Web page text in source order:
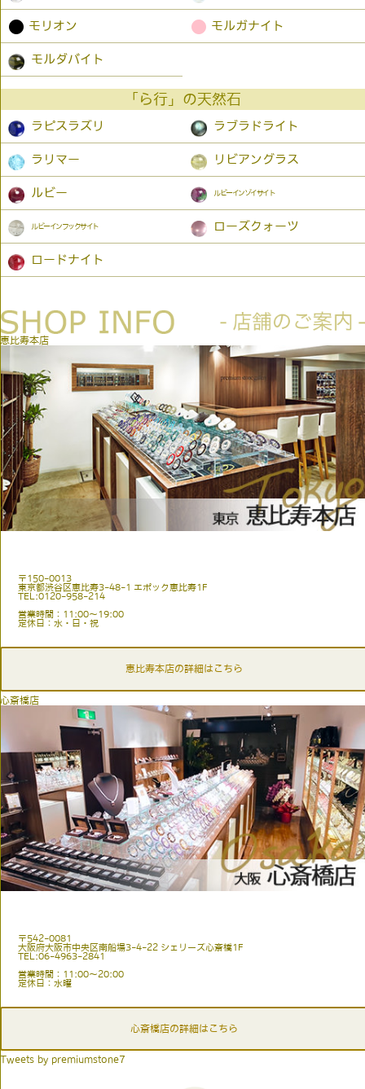
● モリオン ● モルガナイト
モルダバイト
「ら行」の天然石
ラピスラズリ ラブラドライト
ラリマー リビアングラス
ルビー ルビーインゾイサイト
ルビーインフックサイト ローズクォーツ
ロードナイト
恵比寿本店
〒150-0013
東京都渋谷区恵比寿3-48-1 エポック恵比寿1F
TEL:0120-958-214
営業時間：11:00〜19:00
定休日：水・日・祝
恵比寿本店の詳細はこちら
心斎橋店
〒542-0081
大阪府大阪市中央区南船場3-4-22 シェリーズ心斎橋1F
TEL:06-4963-2841
営業時間：11:00〜20:00
定休日：水曜
心斎橋店の詳細はこちら
Tweets by premiumstone7